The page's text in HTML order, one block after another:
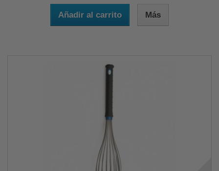
Añadir al carrito Más